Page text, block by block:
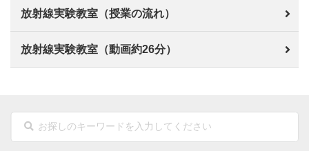
放射線実験教室（授業の流れ）
放射線実験教室（動画約26分）